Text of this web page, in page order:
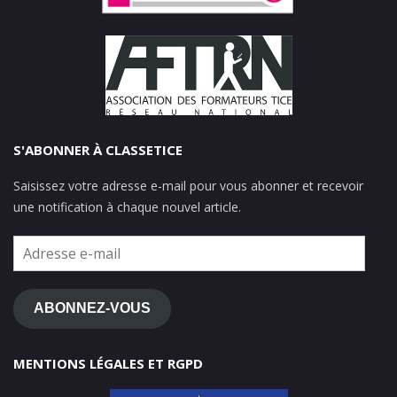
S'ABONNER À CLASSETICE
Saisissez votre adresse e-mail pour vous abonner et recevoir
une notification à chaque nouvel article.
Adresse
e-
mail
ABONNEZ-VOUS
MENTIONS LÉGALES ET RGPD